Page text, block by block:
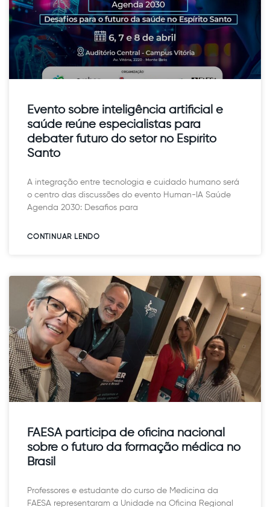
Evento sobre inteligência artificial e
saúde reúne especialistas para
debater futuro do setor no Espírito
Santo
A integração entre tecnologia e cuidado humano será
o centro das discussões do evento Human-IA Saúde
Agenda 2030: Desafios para
CONTINUAR LENDO​
FAESA participa de oficina nacional
sobre o futuro da formação médica no
Brasil
Professores e estudante do curso de Medicina da
FAESA representaram a Unidade na Oficina Regional